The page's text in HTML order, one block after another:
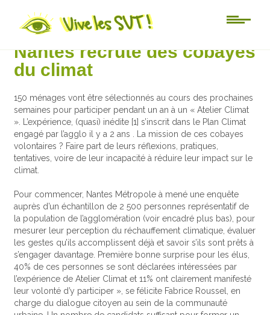
Actu-sciences
Nantes recrute des cobayes
du climat
150 ménages vont être sélectionnés au cours des prochaines
semaines pour participer pendant un an à un « Atelier Climat
». L’expérience, (quasi) inédite [1] s’inscrit dans le Plan Climat
engagé par l’agglo il y a 2 ans . La mission de ces cobayes
volontaires ? Faire part de leurs réflexions, pratiques,
tentatives, voire de leur incapacité à réduire leur impact sur le
climat.
Pour commencer, Nantes Métropole à mené une enquête
auprès d’un échantillon de 2 500 personnes représentatif de
la population de l’agglomération (voir encadré plus bas), pour
mesurer leur perception du réchauffement climatique, évaluer
les gestes qu’ils accomplissent déjà et savoir s’ils sont prêts à
s’engager davantage. Première bonne surprise pour les élus,
40% de ces personnes se sont déclarées intéressées par
l’expérience de Atelier Climat et 11% ont clairement manifesté
leur volonté d’y participer », se félicite Fabrice Roussel, en
charge du dialogue citoyen au sein de la communauté